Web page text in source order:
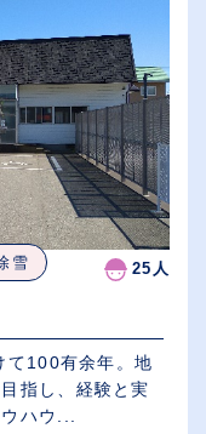
雪 25人
て100有余年。地
指し、経験と実
ハウ...